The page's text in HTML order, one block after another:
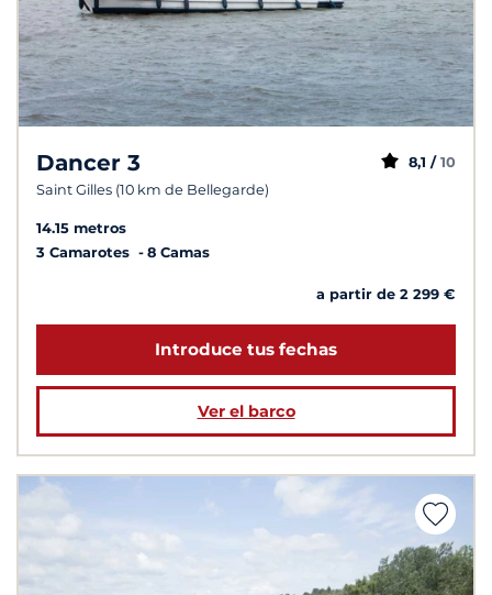
Dancer 3
Saint Gilles (10 km de Bellegarde)
8,1 / 10
14.15 metros
3 Camarotes
8 Camas
a partir de 2 299 €
Introduce tus fechas
Ver el barco